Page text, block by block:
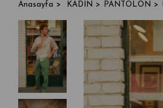
Anasayfa KADIN PANTOLON